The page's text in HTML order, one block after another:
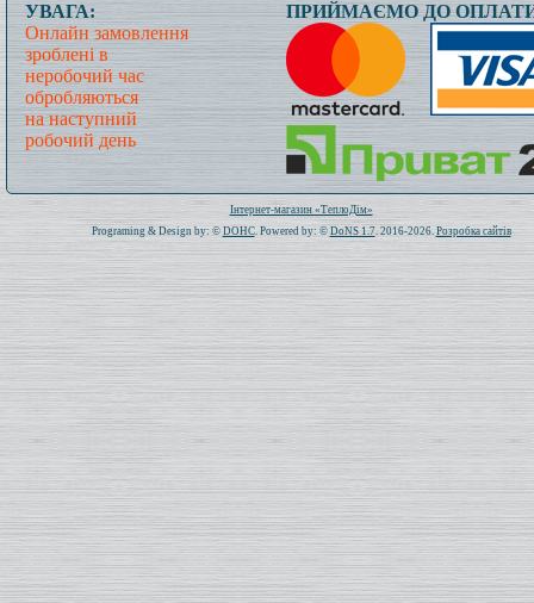
УВАГА:
Онлайн замовлення
зроблені в
неробочий час
обробляються
на наступний
робочий день
ПРИЙМАЄМО ДО
Всього: 1020186 Сьогодні: 276
Інтернет-магазин «ТеплоДім»
Programing & Design by: © DOHC. Powered by: © DoNS 1.7. 2016-2026. Розробка сайтів